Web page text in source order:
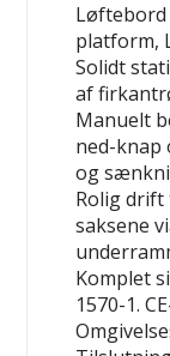
Løftebord
platform,
Solidt
af
Manuelt
ned-knap
og
Rolig
saksene
Komplet
1570-1.